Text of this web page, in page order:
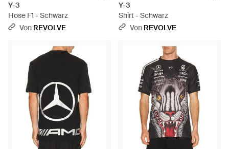
Y-3
Hose F1 - Schwarz
Von REVOLVE
Y-3
Shirt - Schwarz
Von REVOLVE